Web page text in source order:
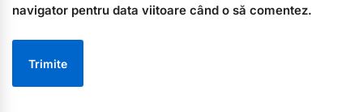
navigator pentru data viitoare când o să comentez.